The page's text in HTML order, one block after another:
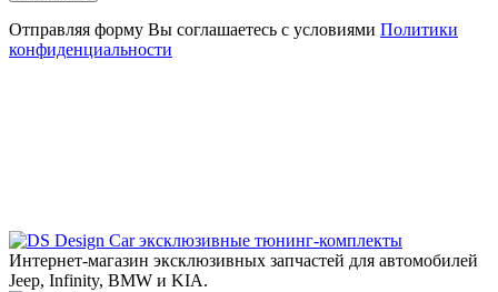
Отправляя форму Вы соглашаетесь с условиями Политики
конфиденциальности
эксклюзивные тюнинг-комплекты
Интернет-магазин эксклюзивных запчастей для автомобилей
Jeep, Infinity, BMW и KIA.